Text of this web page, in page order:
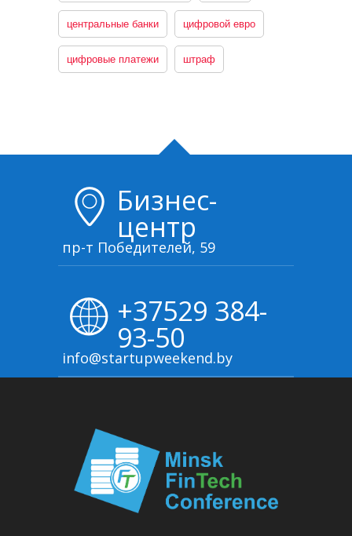
центральные банки цифровой евро
цифровые платежи штраф
Бизнес-
центр
пр-т Победителей, 59
+37529 384-
93-50
info@startupweekend.by